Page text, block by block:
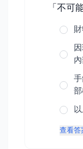
「不可
查看答